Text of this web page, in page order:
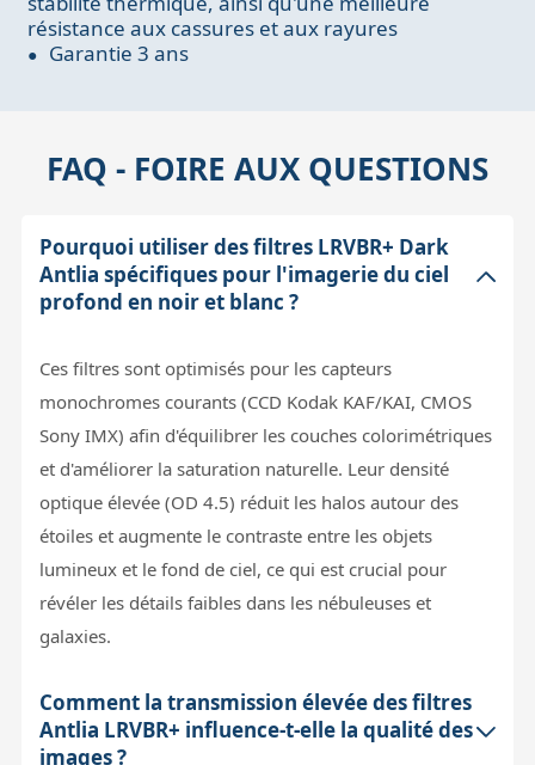
résistance aux cassures et aux rayures
Garantie 3 ans
FAQ - FOIRE AUX QUESTIONS
Pourquoi utiliser des filtres LRVBR+ Dark
Antlia spécifiques pour l'imagerie du ciel
profond en noir et blanc ?
Ces filtres sont optimisés pour les capteurs
monochromes courants (CCD Kodak KAF/KAI, CMOS
Sony IMX) afin d'équilibrer les couches colorimétriques
et d'améliorer la saturation naturelle. Leur densité
optique élevée (OD 4.5) réduit les halos autour des
étoiles et augmente le contraste entre les objets
lumineux et le fond de ciel, ce qui est crucial pour
révéler les détails faibles dans les nébuleuses et
galaxies.
Comment la transmission élevée des filtres
Antlia LRVBR+ influence-t-elle la qualité des
images ?